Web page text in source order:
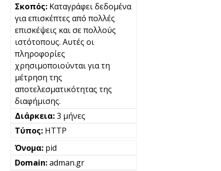
Καταγράφει δεδομένα
για επισκέπτες από πολλές
επισκέψεις και σε πολλούς
ιστότοπους. Αυτές οι
πληροφορίες
χρησιμοποιούνται για τη
μέτρηση της
αποτελεσματικότητας της
διαφήμισης.
3 μήνες
HTTP
pid
adman.gr